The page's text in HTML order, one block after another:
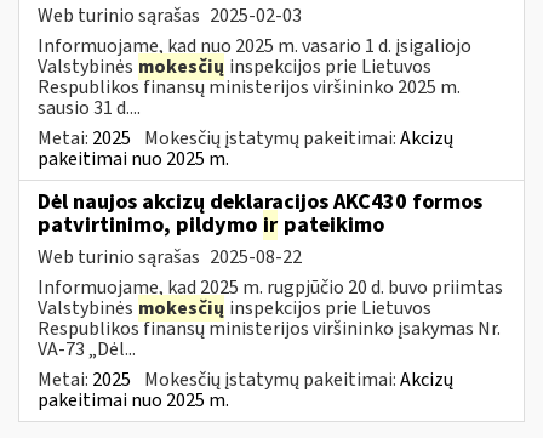
Web turinio sąrašas 2025-02-03
Informuojame, kad nuo 2025 m. vasario 1 d. įsigaliojo
Valstybinės mokesčių inspekcijos prie Lietuvos
Respublikos finansų ministerijos viršininko 2025 m.
sausio 31 d....
Metai: 2025 Mokesčių įstatymų pakeitimai:Akcizų
pakeitimai nuo 2025 m.
Dėl naujos akcizų deklaracijos AKC430 formos
patvirtinimo, pildymo ir pateikimo
Web turinio sąrašas 2025-08-22
Informuojame, kad 2025 m. rugpjūčio 20 d. buvo priimtas
Valstybinės mokesčių inspekcijos prie Lietuvos
Respublikos finansų ministerijos viršininko įsakymas Nr.
VA-73 „Dėl...
Metai: 2025 Mokesčių įstatymų pakeitimai:Akcizų
pakeitimai nuo 2025 m.